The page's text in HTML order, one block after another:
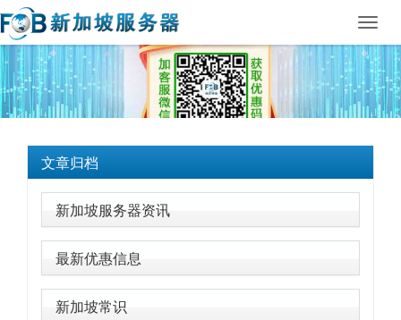
文章归档
新加坡服务器资讯
最新优惠信息
新加坡常识